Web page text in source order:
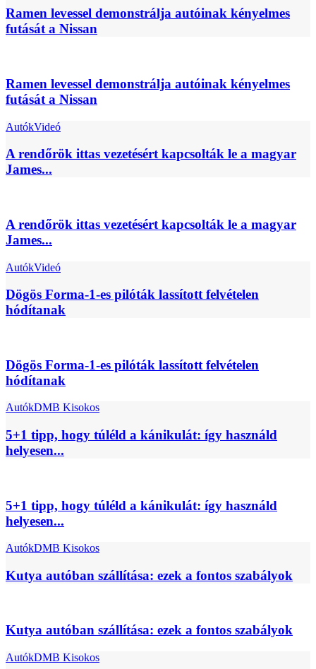
Ramen levessel demonstrálja autóinak kényelmes
futását a Nissan
Ramen levessel demonstrálja autóinak kényelmes
futását a Nissan
AutókVideó
A rendőrök ittas vezetésért kapcsolták le a magyar
James...
A rendőrök ittas vezetésért kapcsolták le a magyar
James...
AutókVideó
Dögös Forma-1-es pilóták lassított felvételen
hódítanak
Dögös Forma-1-es pilóták lassított felvételen
hódítanak
AutókDMB Kisokos
5+1 tipp, hogy túléld a kánikulát: így használd
helyesen...
5+1 tipp, hogy túléld a kánikulát: így használd
helyesen...
AutókDMB Kisokos
Kutya autóban szállítása: ezek a fontos szabályok
Kutya autóban szállítása: ezek a fontos szabályok
AutókDMB Kisokos